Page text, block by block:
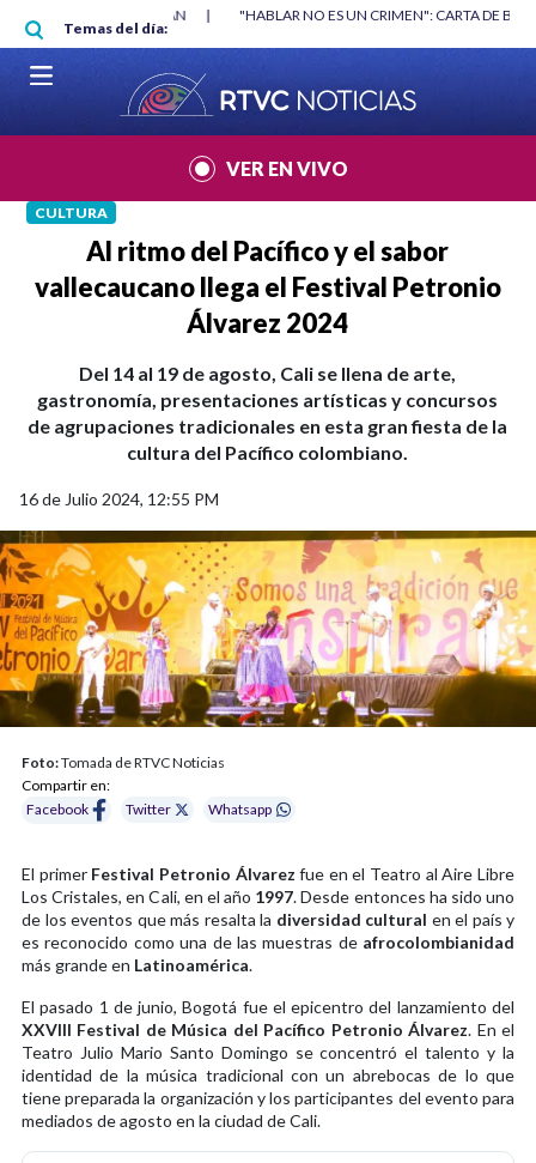
Pasar al contenido principal
Temas del día:
"HABLAR NO ES UN CRIMEN": CARTA DE BETO CORAL |
VER EN VIVO
CULTURA
Al ritmo del Pacífico y el sabor
vallecaucano llega el Festival Petronio
Álvarez 2024
Del 14 al 19 de agosto, Cali se llena de arte,
gastronomía, presentaciones artísticas y concursos
de agrupaciones tradicionales en esta gran fiesta de la
cultura del Pacífico colombiano.
16 de Julio 2024, 12:55 PM
Foto:Tomada de RTVC Noticias
Compartir en:
Facebook
Twitter Whatsapp
El primerFestival Petronio Álvarez fue en el Teatro al Aire Libre
Los Cristales, en Cali, en el año 1997. Desde entonces ha sido uno
de los eventos que más resalta la diversidad cultural en el país y
es reconocido como una de las muestras de afrocolombianidad
más grande en Latinoamérica.
El pasado 1 de junio, Bogotá fue el epicentro del lanzamiento del
XXVIII Festival de Música del Pacífico Petronio Álvarez. En el
Teatro Julio Mario Santo Domingo se concentró el talento y la
identidad de la música tradicional con un abrebocas de lo que
tiene preparada la organización y los participantes del evento para
mediados de agosto en la ciudad de Cali.